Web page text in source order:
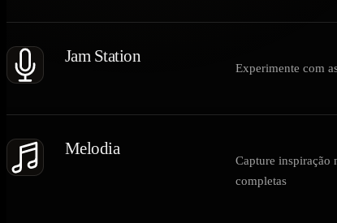
Jam Station
Experimente com
Melodia
Capture inspiração
completas